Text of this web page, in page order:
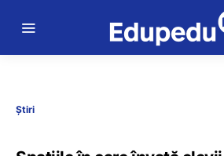
Știri